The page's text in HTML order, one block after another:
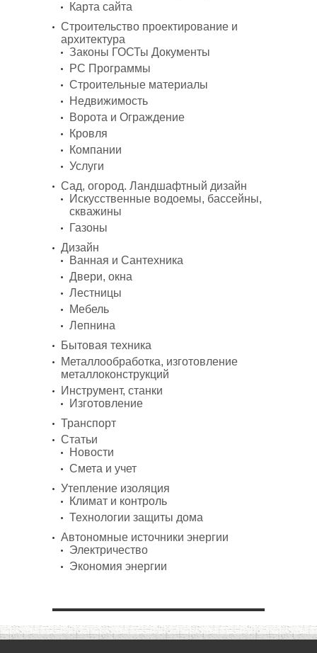
Карта сайта
Строительство проектирование и
архитектура
Законы ГОСТы Документы
PC Программы
Строительные материалы
Недвижимость
Ворота и Ограждение
Кровля
Компании
Услуги
Сад, огород. Ландшафтный дизайн
Искусственные водоемы, бассейны,
скважины
Газоны
Дизайн
Ванная и Сантехника
Двери, окна
Лестницы
Мебель
Лепнина
Бытовая техника
Металлообработка, изготовление
металлоконструкций
Инструмент, станки
Изготовление
Транспорт
Статьи
Новости
Смета и учет
Утепление изоляция
Климат и контроль
Технологии защиты дома
Автономные источники энергии
Электричество
Экономия энергии